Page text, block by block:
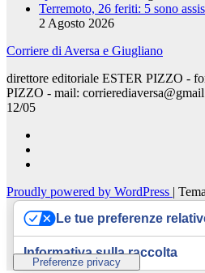
Terremoto, 26 feriti: 5 sono
2 Agosto 2026
Corriere di Aversa e Giugliano
direttore editoriale ESTER PIZZO -
PIZZO - mail:
12/05
Proudly powered by WordPress |
Home
Chi siamo –
Cookie Policy
Privacy Policy
Le tue preferenze
Informativa sulla raccolta